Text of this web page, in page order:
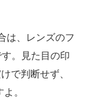
は、レンズのフ
。見た目の印
で判断せず、
。